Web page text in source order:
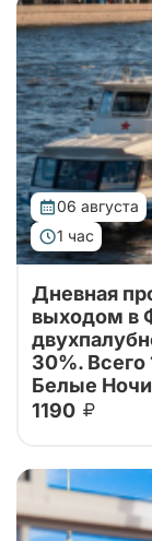
Водная
Самый
Крюков канал
06 августа
1 час
Теплоходная
Дневная
выходом в
30%. Всего
Белые Ночи
1190